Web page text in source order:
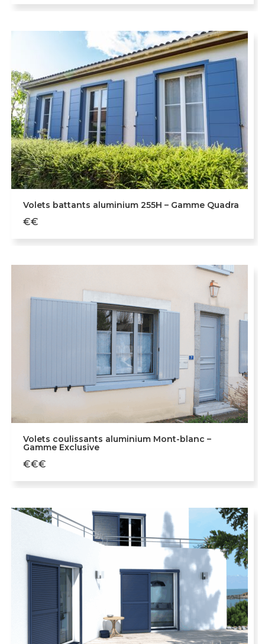
Volets battants aluminium 255H – Gamme Quadra
€€
Volets coulissants aluminium Mont-blanc –
Gamme Exclusive
€€€